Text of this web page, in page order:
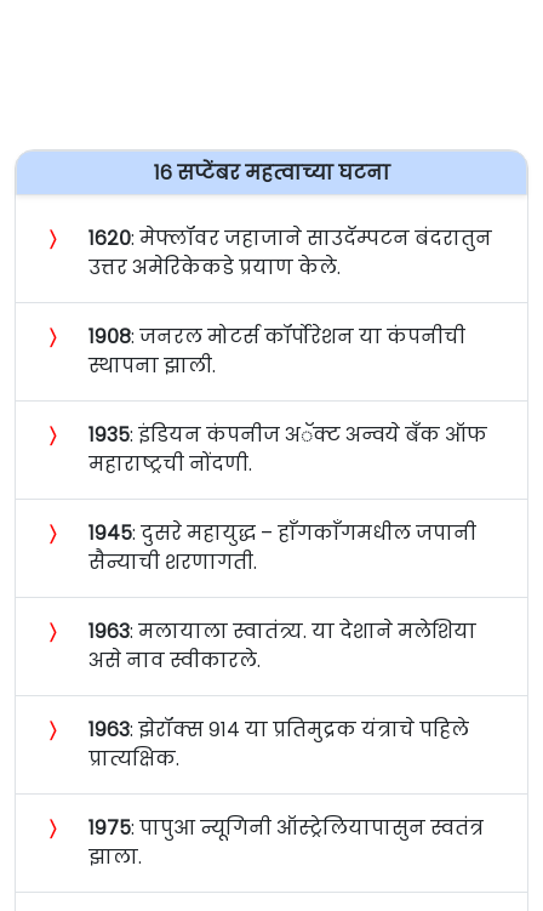
१६ सप्टेंबर महत्वाच्या घटना
〉 १६२०: मेफ्लॉवर जहाजाने साउदॅम्पटन बंदरातुन
उत्तर अमेरिकेकडे प्रयाण केले.
〉 १९०८: जनरल मोटर्स कॉर्पोरेशन या कंपनीची
स्थापना झाली.
〉 १९३५: इंडियन कंपनीज अॅक्ट अन्वये बँक ऑफ
महाराष्ट्रची नोंदणी.
〉 १९४५: दुसरे महायुद्ध – हाँगकाँगमधील जपानी
सैन्याची शरणागती.
〉 १९६३: मलायाला स्वातंत्र्य. या देशाने मलेशिया
असे नाव स्वीकारले.
〉 १९६३: झेरॉक्स ९१४ या प्रतिमुद्रक यंत्राचे पहिले
प्रात्यक्षिक.
〉 १९७५: पापुआ न्यूगिनी ऑस्ट्रेलियापासुन स्वतंत्र
झाला.